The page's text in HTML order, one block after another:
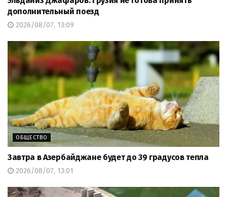
дополнительный поезд
2026/08/07, 13:09
ОБЩЕСТВО
Завтра в Азербайджане будет до 39 градусов тепла
2026/08/07, 13:01